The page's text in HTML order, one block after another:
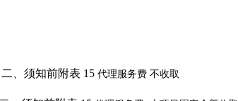
、须知前附表 15 代理服务费 不收取